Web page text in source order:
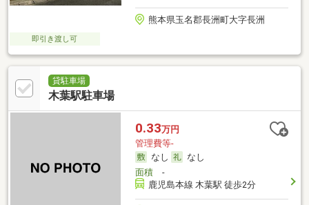
熊本県玉名郡長洲町大字長洲
即引き渡し可
貸駐車場
木葉駅駐車場
0.33万円
管理費等-
なし
なし
面積-
鹿児島本線 木葉駅 徒歩2分